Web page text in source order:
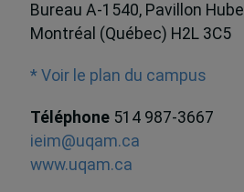
Bureau A-1540, Pavillon
Montréal (Québec) H2L 3C5
* Voir le plan du campus
Téléphone 514 987-3667
ieim@uqam.ca
www.uqam.ca